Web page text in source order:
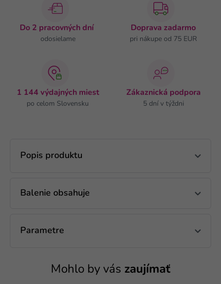
Do 2 pracovných dní
odosielame
Doprava zadarmo
pri nákupe od 75 EUR
1 144 výdajných miest
po celom Slovensku
Zákaznická podpora
5 dní v týždni
Popis produktu
Balenie obsahuje
Parametre
Mohlo by vás zaujímať